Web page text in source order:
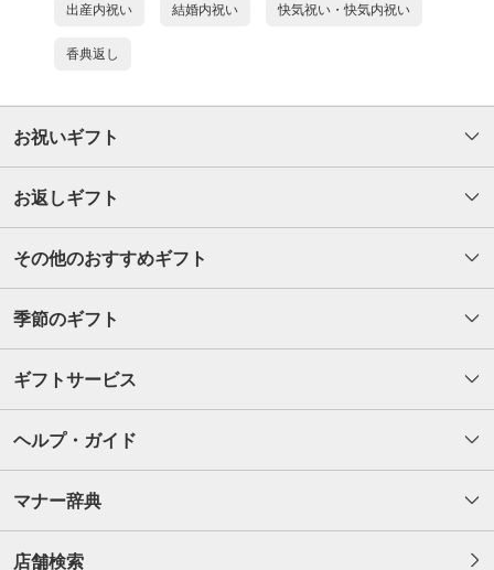
出産内祝い 結婚内祝い 快気祝い・快気内祝い
香典返し
お祝いギフト
お返しギフト
その他のおすすめギフト
季節のギフト
ギフトサービス
ヘルプ・ガイド
マナー辞典
店舗検索